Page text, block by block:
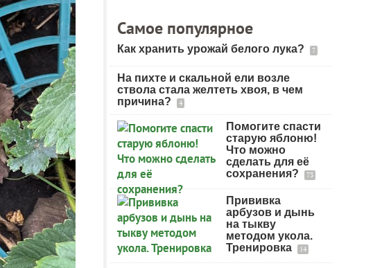
Самое популярное
Как хранить урожай белого лука? 7
На пихте и скальной ели возле
ствола стала желтеть хвоя, в чем
причина?
4
Помогите спасти
старую яблоню!
Что можно
сделать для её
сохранения?
73
Прививка
арбузов и дынь
на тыкву
методом укола.
Тренировка
14